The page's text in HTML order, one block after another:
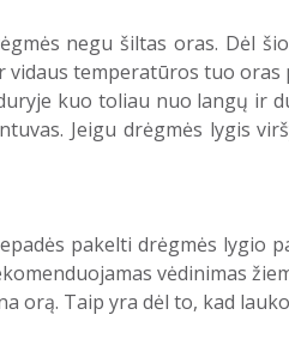
negu šiltas oras. Dėl
vidaus temperatūros tuo
kuo toliau nuo langų ir
Jeigu drėgmės lygis
pakelti drėgmės
vėdinimas
orą. Taip yra dėl to, kad